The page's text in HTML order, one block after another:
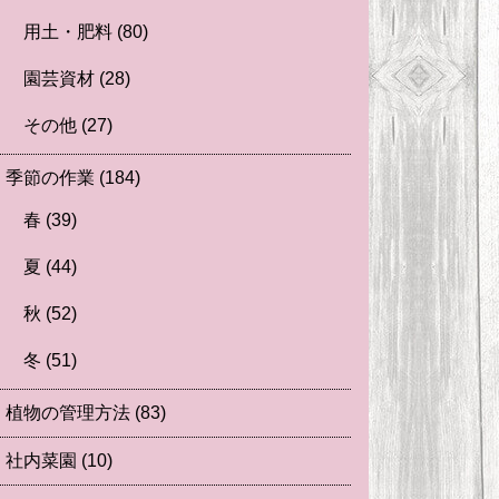
用土・肥料 (80)
園芸資材 (28)
その他 (27)
季節の作業 (184)
春 (39)
夏 (44)
秋 (52)
冬 (51)
植物の管理方法 (83)
社内菜園 (10)